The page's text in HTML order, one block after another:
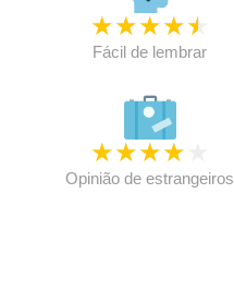
★★★★★
Fácil de lembrar
★★★★
Opinião de estrangeiros